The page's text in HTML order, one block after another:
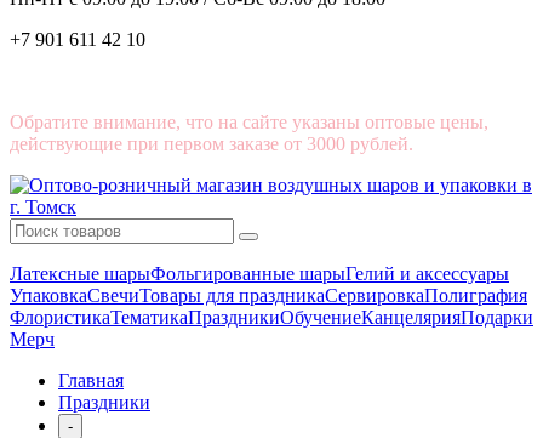
+7 901 611 42 10
Обратите внимание, что на сайте указаны оптовые цены,
действующие при первом заказе от 3000 рублей.
Латексные шарыФольгированные шарыГелий и аксессуары
УпаковкаСвечиТовары для праздникаСервировкаПолиграфия
ФлористикаТематикаПраздникиОбучениеКанцелярияПодарки
Мерч
Главная
Праздники
-